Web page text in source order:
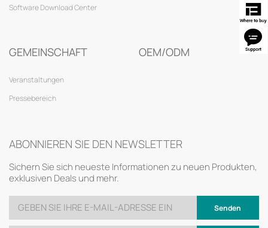
Software Download Center
GEMEINSCHAFT
Veranstaltungen
Pressebereich
OEM/ODM
ABONNIEREN SIE DEN NEWSLETTER
Sichern Sie sich neueste Informationen zu neuen Produkten,
exklusiven Deals und mehr.
Senden